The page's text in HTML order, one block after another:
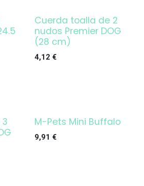
Cuerda toalla de 2
nudos Premier DOG
(28 cm)
4,12 €
M-Pets Mini Buffalo
9,91 €